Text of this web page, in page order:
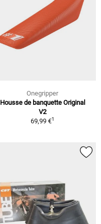
Onegripper
Housse de banquette Original
V2
69,99 €1